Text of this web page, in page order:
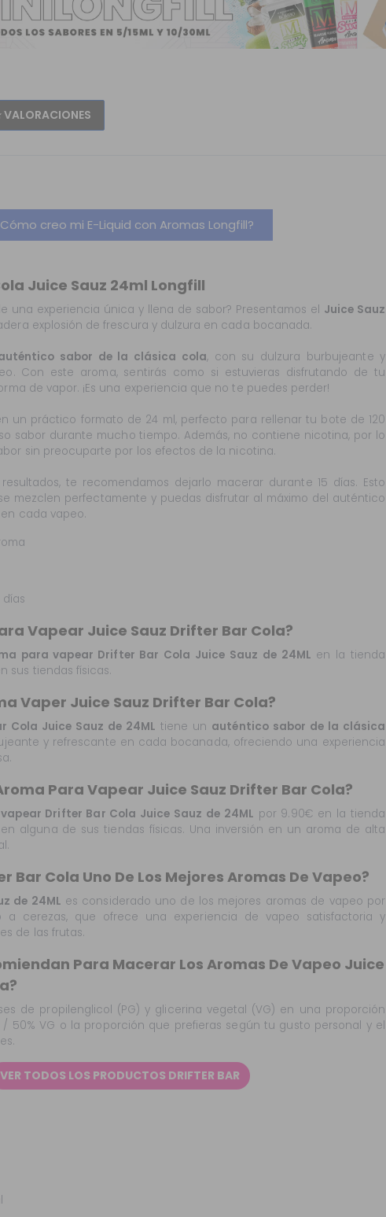
VALORACIONES
creo mi E-Liquid con Aromas Longfill?
Juice Sauz 24ml Longfill
una experiencia única y llena de sabor? Presentamos el Juice Sauz
explosión de frescura y dulzura en cada bocanada.
sabor de la clásica cola, con su dulzura burbujeante y
Con este aroma, sentirás como si estuvieras disfrutando de tu
de vapor. ¡Es una experiencia que no te puedes perder!
un práctico formato de 24 ml, perfecto para rellenar tu bote de 120
sabor durante mucho tiempo. Además, no contiene nicotina, por lo
sin preocuparte por los efectos de la nicotina.
te recomendamos dejarlo macerar durante 15 días. Esto
mezclen perfectamente y puedas disfrutar al máximo del auténtico
cada vapeo.
días
Vapear Juice Sauz Drifter Bar Cola?
para vapear Drifter Bar Cola Juice Sauz de 24ML en la tienda
sus tiendas físicas.
Vaper Juice Sauz Drifter Bar Cola?
Cola Juice Sauz de 24ML tiene un auténtico sabor de la clásica
y refrescante en cada bocanada, ofreciendo una experiencia
Para Vapear Juice Sauz Drifter Bar Cola?
Drifter Bar Cola Juice Sauz de 24ML por 9.90€ en la tienda
alguna de sus tiendas físicas. Una inversión en un aroma de alta
Bar Cola Uno De Los Mejores Aromas De Vapeo?
de 24ML es considerado uno de los mejores aromas de vapeo por
a cerezas, que ofrece una experiencia de vapeo satisfactoria y
de las frutas.
Para Macerar Los Aromas De Vapeo Juice
de propilenglicol (PG) y glicerina vegetal (VG) en una proporción
/ 50% VG o la proporción que prefieras según tu gusto personal y el
VER TODOS LOS PRODUCTOS DRIFTER BAR